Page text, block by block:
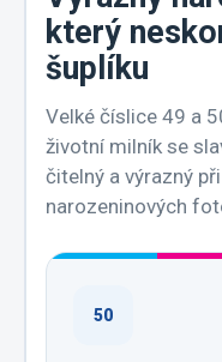
který
šuplíku
Velké číslice 49 a
životní milník se
čitelný a výrazný
narozeninových
50